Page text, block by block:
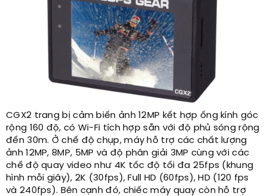
CGX2 trang bị cảm biến ảnh 12MP kết hợp ống kính góc
rộng 160 độ, có Wi-Fi tích hợp sẵn với độ phủ sóng rộng
đến 30m. Ở chế độ chụp, máy hỗ trợ các chất lượng
ảnh 12MP, 8MP, 5MP và độ phân giải 3MP cùng với các
chế độ quay video như 4K tốc độ tối đa 25fps (khung
hình mỗi giây), 2K (30fps), Full HD (60fps), HD (120 fps
và 240fps). Bên cạnh đó, chiếc máy quay còn hỗ trợ